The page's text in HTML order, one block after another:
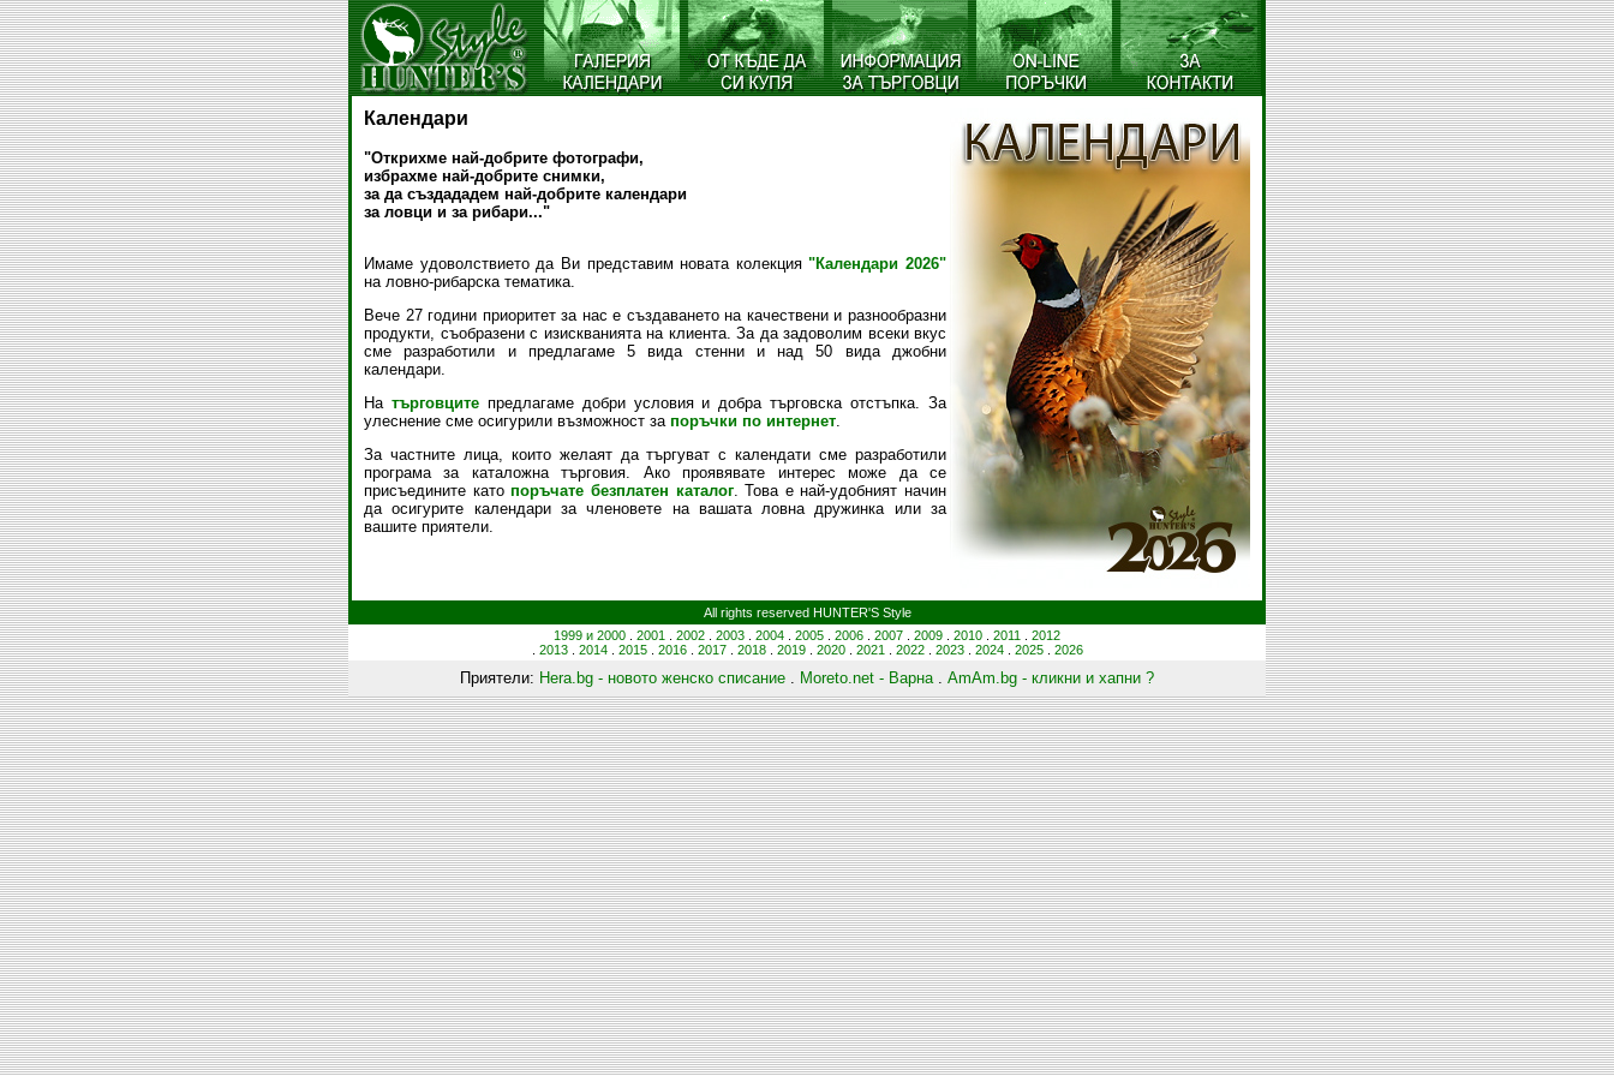
Календари
"Открихме най-добрите фотографи,
избрахме най-добрите снимки,
за да създададем най-добрите календари
за ловци и за рибари..."
Имаме удоволствието да Ви представим новата колекция"Календари 2026"
на ловно-рибарска тематика.
Вече 27 години приоритет за нас е създаването на качествени и разнообразни
продукти, съобразени с изискванията на клиента. За да задоволим всеки вкус
сме разработили и предлагаме 5 вида стенни и над 50 вида джобни
календари.
На търговцитепредлагаме добри условия и добра търговска отстъпка. За
улеснение сме осигурили възможност за поръчки по интернет.
За частните лица, които желаят да търгуват с календати сме разработили
програма за каталожна търговия. Ако проявявате интерес може да се
присъедините катопоръчате безплатен каталог. Това е най-удобният начин
да осигурите календари за членовете на вашата ловна дружинка или за
вашите приятели.
All rights reserved HUNTER'S Style
1999 и 2000
2001 2002 2003 2004 2005 2006 2007 2009 2010 2011
2012
2013. 2014. 2015. 2016. 2017. 2018. 2019. 2020. 2021 2022. 2023. 2024. 2025. 2026
Приятели: Hera.bg - новото женско списание . Moreto.net - Варна. AmAm.bg - кликни и хапни ?